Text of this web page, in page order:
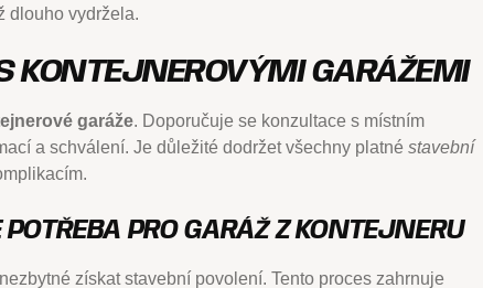
dlouho vydržela.
KONTEJNEROVÝMI GARÁŽEMI
garáže. Doporučuje se konzultace s místním
a schválení. Je důležité dodržet všechny platné stavební
PRO GARÁŽ Z KONTEJNERU
získat stavební povolení. Tento proces zahrnuje